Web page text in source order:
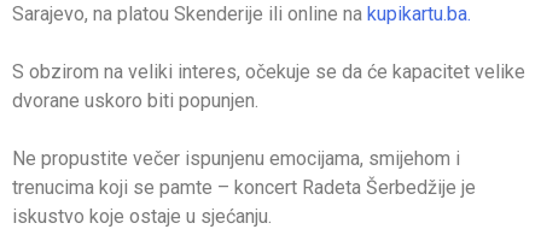
Sarajevo, na platou Skenderije ili online na kupikartu.ba.
S obzirom na veliki interes, očekuje se da će kapacitet velike
dvorane uskoro biti popunjen.
Ne propustite večer ispunjenu emocijama, smijehom i
trenucima koji se pamte – koncert Radeta Šerbedžije je
iskustvo koje ostaje u sjećanju.